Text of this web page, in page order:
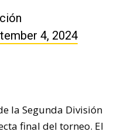
4, 2024
la Segunda División
final del torneo. El